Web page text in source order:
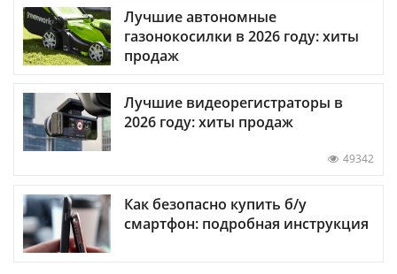
Лучшие автономные
газонокосилки в 2026 году: хиты
продаж
Лучшие видеорегистраторы в
2026 году: хиты продаж
49342
Как безопасно купить б/у
смартфон: подробная инструкция